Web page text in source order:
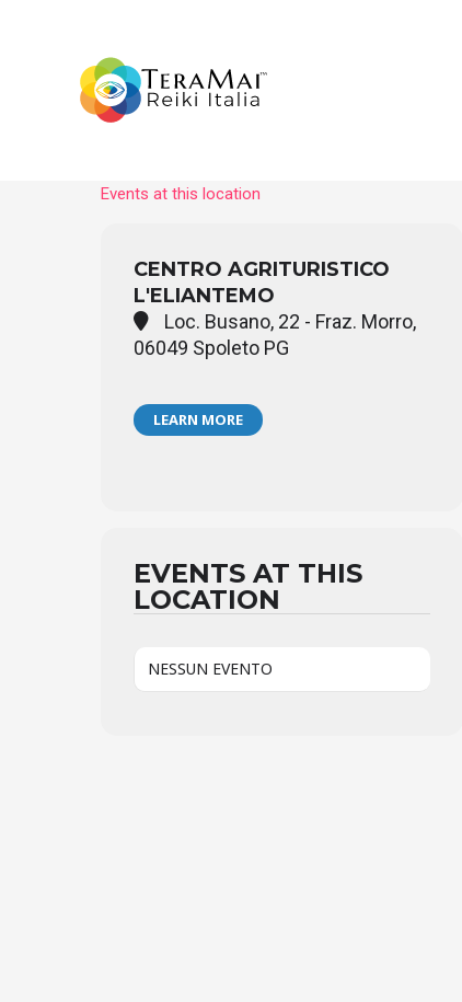
Events at this location
CENTRO AGRITURISTICO
L'ELIANTEMO
Loc. Busano, 22 - Fraz. Morro,
06049 Spoleto PG
LEARN MORE
EVENTS AT THIS
LOCATION
NESSUN EVENTO